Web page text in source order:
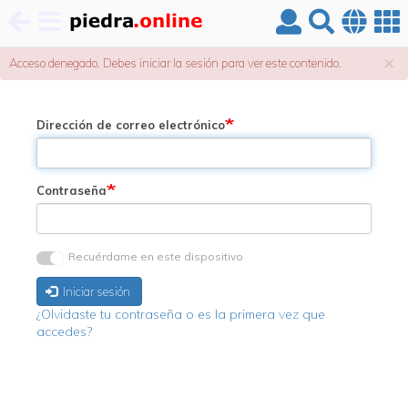
×
Mensaje
Acceso denegado. Debes iniciar la sesión para ver este contenido.
Dirección de correo electrónico
Contraseña
Recuérdame en este dispositivo
Iniciar sesión
¿Olvidaste tu contraseña o es la primera vez que
accedes?